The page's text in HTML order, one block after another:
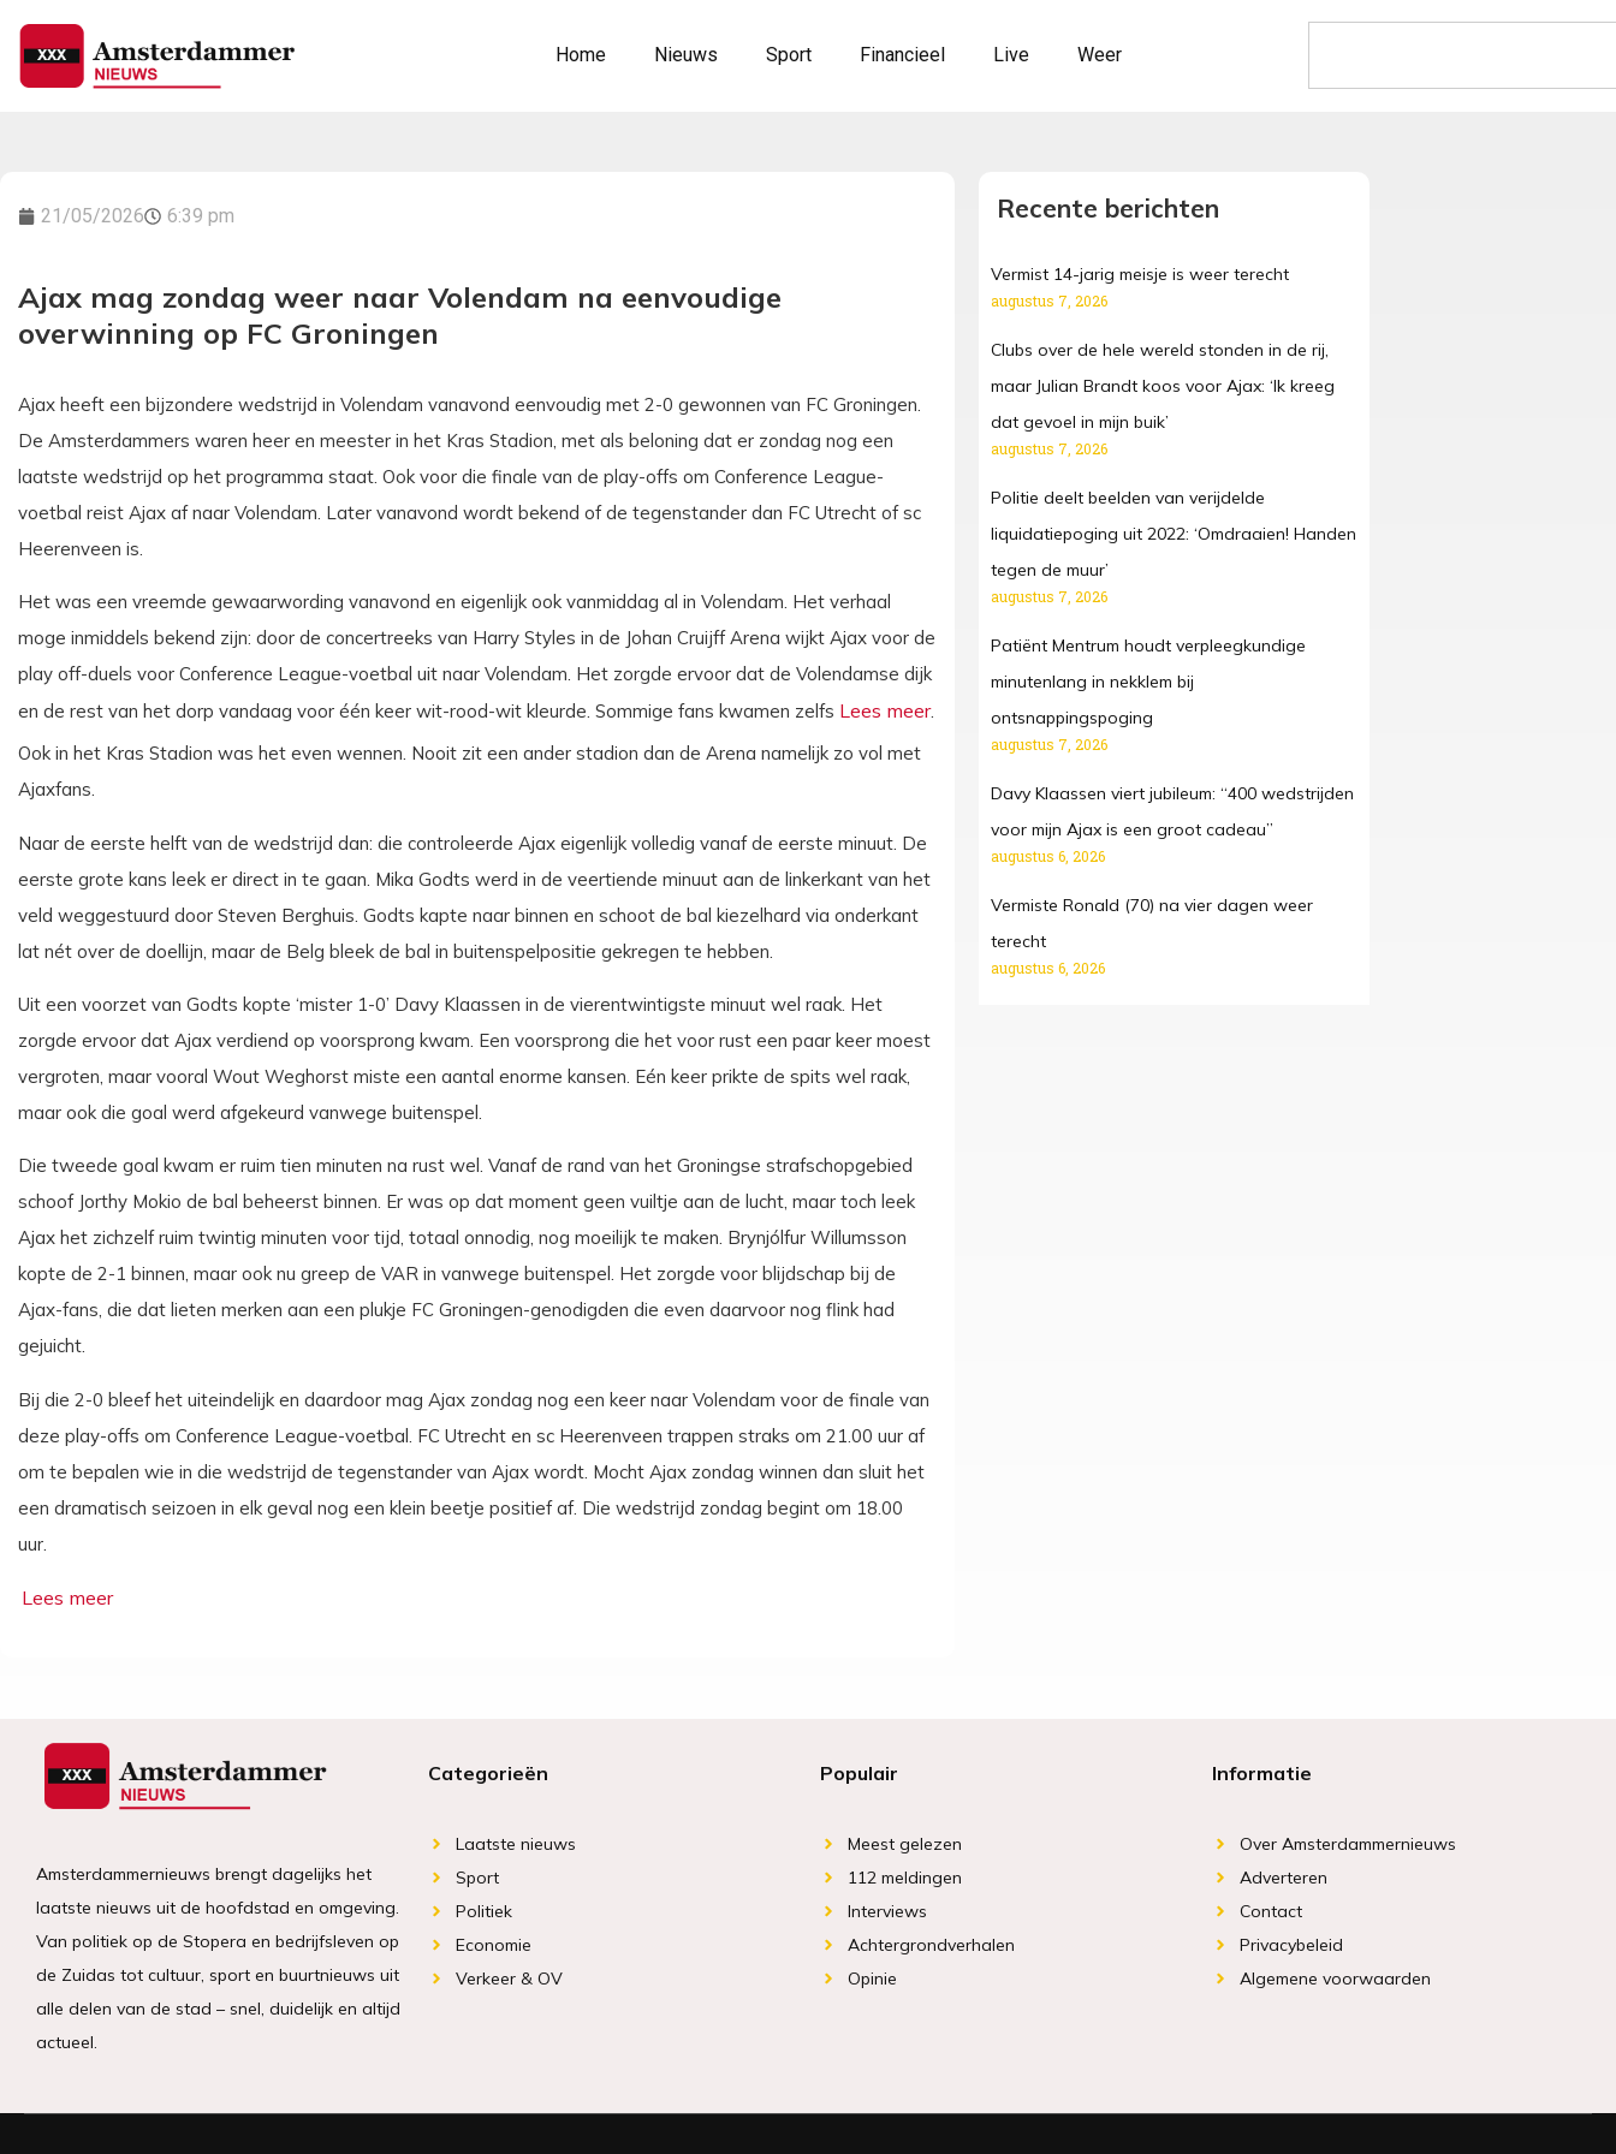
Home Nieuws Sport Financieel Live Weer
21/05/2026 6:39 pm
Ajax mag zondag weer naar Volendam na eenvoudige
overwinning op FC Groningen
Ajax heeft een bijzondere wedstrijd in Volendam vanavond eenvoudig met 2-0 gewonnen van FC Groningen.
De Amsterdammers waren heer en meester in het Kras Stadion, met als beloning dat er zondag nog een
laatste wedstrijd op het programma staat. Ook voor die finale van de play-offs om Conference League-
voetbal reist Ajax af naar Volendam. Later vanavond wordt bekend of de tegenstander dan FC Utrecht of sc
Heerenveen is.
Het was een vreemde gewaarwording vanavond en eigenlijk ook vanmiddag al in Volendam. Het verhaal
moge inmiddels bekend zijn: door de concertreeks van Harry Styles in de Johan Cruijff Arena wijkt Ajax voor de
play off-duels voor Conference League-voetbal uit naar Volendam. Het zorgde ervoor dat de Volendamse dijk
en de rest van het dorp vandaag voor één keer wit-rood-wit kleurde. Sommige fans kwamen zelfs
.
Ook in het Kras Stadion was het even wennen. Nooit zit een ander stadion dan de Arena namelijk zo vol met
Ajaxfans.
Naar de eerste helft van de wedstrijd dan: die controleerde Ajax eigenlijk volledig vanaf de eerste minuut. De
eerste grote kans leek er direct in te gaan. Mika Godts werd in de veertiende minuut aan de linkerkant van het
veld weggestuurd door Steven Berghuis. Godts kapte naar binnen en schoot de bal kiezelhard via onderkant
lat nét over de doellijn, maar de Belg bleek de bal in buitenspelpositie gekregen te hebben.
Uit een voorzet van Godts kopte ‘mister 1-0’ Davy Klaassen in de vierentwintigste minuut wel raak. Het
zorgde ervoor dat Ajax verdiend op voorsprong kwam. Een voorsprong die het voor rust een paar keer moest
vergroten, maar vooral Wout Weghorst miste een aantal enorme kansen. Eén keer prikte de spits wel raak,
maar ook die goal werd afgekeurd vanwege buitenspel.
Die tweede goal kwam er ruim tien minuten na rust wel. Vanaf de rand van het Groningse strafschopgebied
schoof Jorthy Mokio de bal beheerst binnen. Er was op dat moment geen vuiltje aan de lucht, maar toch leek
Ajax het zichzelf ruim twintig minuten voor tijd, totaal onnodig, nog moeilijk te maken. Brynjólfur Willumsson
kopte de 2-1 binnen, maar ook nu greep de VAR in vanwege buitenspel. Het zorgde voor blijdschap bij de
Ajax-fans, die dat lieten merken aan een plukje FC Groningen-genodigden die even daarvoor nog flink had
gejuicht.
Bij die 2-0 bleef het uiteindelijk en daardoor mag Ajax zondag nog een keer naar Volendam voor de finale van
deze play-offs om Conference League-voetbal. FC Utrecht en sc Heerenveen trappen straks om 21.00 uur af
om te bepalen wie in die wedstrijd de tegenstander van Ajax wordt. Mocht Ajax zondag winnen dan sluit het
een dramatisch seizoen in elk geval nog een klein beetje positief af. Die wedstrijd zondag begint om 18.00
uur.
Recente berichten
Vermist 14-jarig meisje is weer terecht
augustus 7, 2026
Clubs over de hele wereld stonden in de rij,
maar Julian Brandt koos voor Ajax: ‘Ik kreeg
dat gevoel in mijn buik’
augustus 7, 2026
Politie deelt beelden van verijdelde
liquidatiepoging uit 2022: ‘Omdraaien! Handen
tegen de muur’
augustus 7, 2026
Patiënt Mentrum houdt verpleegkundige
minutenlang in nekklem bij
ontsnappingspoging
augustus 7, 2026
Davy Klaassen viert jubileum: “400 wedstrijden
voor mijn Ajax is een groot cadeau”
augustus 6, 2026
Vermiste Ronald (70) na vier dagen weer
terecht
augustus 6, 2026
Amsterdammernieuws brengt dagelijks het
laatste nieuws uit de hoofdstad en omgeving.
Van politiek op de Stopera en bedrijfsleven op
de Zuidas tot cultuur, sport en buurtnieuws uit
alle delen van de stad – snel, duidelijk en altijd
actueel.
Categorieën
Laatste nieuws
Sport
Politiek
Economie
Verkeer & OV
Populair
Meest gelezen
112 meldingen
Interviews
Achtergrondverhalen
Opinie
Informatie
Over Amsterdammernieuws
Adverteren
Contact
Privacybeleid
Algemene voorwaarden